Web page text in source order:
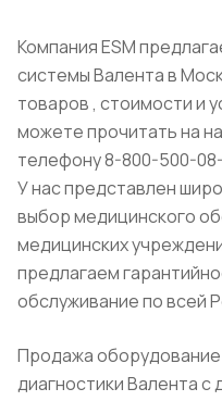
Компания ESM
системы Валента в
товаров , стоимости и
можете прочитать на
телефону 8-800-500-
У нас представлен
выбор медицинского
медицинских
предлагаем
обслуживание по всей
Продажа
диагностики Валента с